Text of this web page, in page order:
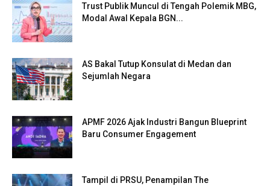
Trust Publik Muncul di Tengah Polemik MBG,
Modal Awal Kepala BGN...
AS Bakal Tutup Konsulat di Medan dan
Sejumlah Negara
APMF 2026 Ajak Industri Bangun Blueprint
Baru Consumer Engagement
Tampil di PRSU, Penampilan The